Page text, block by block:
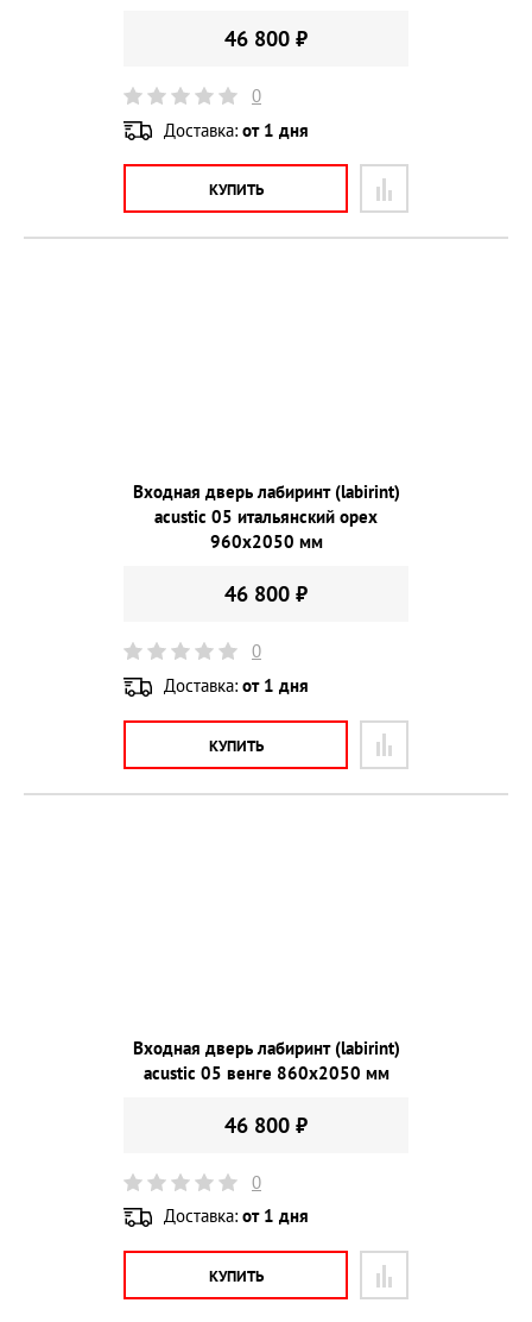
46 800 ₽
0
Доставка: от 1 дня
КУПИТЬ
Входная дверь лабиринт (labirint)
acustic 05 итальянский орех
960х2050 мм
46 800 ₽
0
Доставка: от 1 дня
КУПИТЬ
Входная дверь лабиринт (labirint)
acustic 05 венге 860х2050 мм
46 800 ₽
0
Доставка: от 1 дня
КУПИТЬ